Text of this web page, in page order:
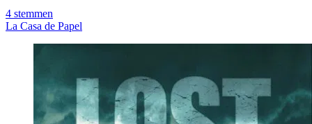
4 stemmen
La Casa de Papel